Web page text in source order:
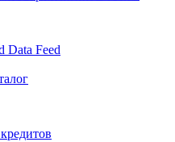
Data Feed